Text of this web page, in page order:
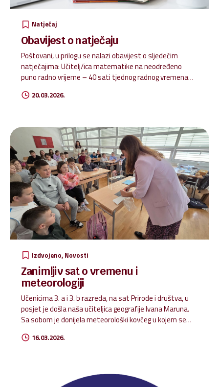
Natječaj
Obavijest o natječaju
Poštovani, u prilogu se nalazi obavijest o sljedećim
natječajima: Učitelj/ica matematike na neodređeno
puno radno vrijeme – 40 sati tjednog radnog vremena
20.03.2026.
Izdvojeno Novosti
Zanimljiv sat o vremenu i
meteorologiji
Učenicima 3. a i 3. b razreda, na sat Prirode i društva, u
posjet je došla naša učiteljica geografije Ivana Maruna.
Sa sobom je donijela meteorološki kovčeg u kojem se
elemenata. Upoznali smo se s kišomjerom,
smo mogli vidjeti kako struje topli i hladni zrak. Tijekom
sata naučili smo mnogo novih pojmova koje do sada
16.03.2026.